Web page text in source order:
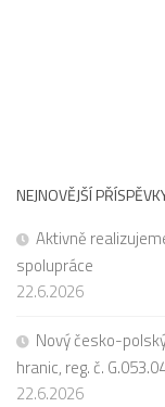
NEJNOVĚJŠÍ
Aktivně
spolupráce
22.6.2026
Nový česko-
hranic, reg. č.
22.6.2026